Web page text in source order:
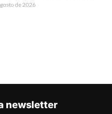
de 2026
newsletter